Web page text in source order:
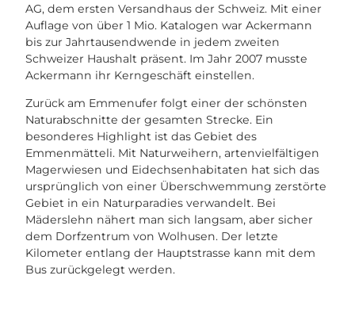
AG, dem ersten Versandhaus der Schweiz. Mit einer
Auflage von über 1 Mio. Katalogen war Ackermann
bis zur Jahrtausendwende in jedem zweiten
Schweizer Haushalt präsent. Im Jahr 2007 musste
Ackermann ihr Kerngeschäft einstellen.
Zurück am Emmenufer folgt einer der schönsten
Naturabschnitte der gesamten Strecke. Ein
besonderes Highlight ist das Gebiet des
Emmenmätteli. Mit Naturweihern, artenvielfältigen
Magerwiesen und Eidechsenhabitaten hat sich das
ursprünglich von einer Überschwemmung zerstörte
Gebiet in ein Naturparadies verwandelt. Bei
Mäderslehn nähert man sich langsam, aber sicher
dem Dorfzentrum von Wolhusen. Der letzte
Kilometer entlang der Hauptstrasse kann mit dem
Bus zurückgelegt werden.